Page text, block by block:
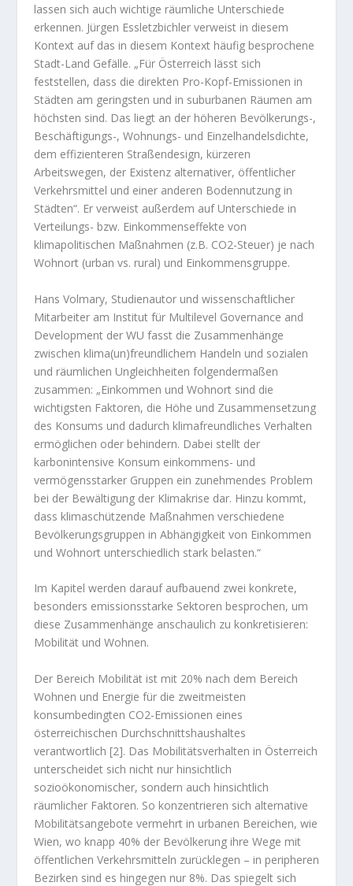
lassen sich auch wichtige räumliche Unterschiede
erkennen. Jürgen Essletzbichler verweist in diesem
Kontext auf das in diesem Kontext häufig besprochene
Stadt-Land Gefälle. „Für Österreich lässt sich
feststellen, dass die direkten Pro-Kopf-Emissionen in
Städten am geringsten und in suburbanen Räumen am
höchsten sind. Das liegt an der höheren Bevölkerungs-,
Beschäftigungs-, Wohnungs- und Einzelhandelsdichte,
dem effizienteren Straßendesign, kürzeren
Arbeitswegen, der Existenz alternativer, öffentlicher
Verkehrsmittel und einer anderen Bodennutzung in
Städten“. Er verweist außerdem auf Unterschiede in
Verteilungs- bzw. Einkommenseffekte von
klimapolitischen Maßnahmen (z.B. CO2-Steuer) je nach
Wohnort (urban vs. rural) und Einkommensgruppe.
Hans Volmary, Studienautor und wissenschaftlicher
Mitarbeiter am Institut für Multilevel Governance and
Development der WU fasst die Zusammenhänge
zwischen klima(un)freundlichem Handeln und sozialen
und räumlichen Ungleichheiten folgendermaßen
zusammen: „Einkommen und Wohnort sind die
wichtigsten Faktoren, die Höhe und Zusammensetzung
des Konsums und dadurch klimafreundliches Verhalten
ermöglichen oder behindern. Dabei stellt der
karbonintensive Konsum einkommens- und
vermögensstarker Gruppen ein zunehmendes Problem
bei der Bewältigung der Klimakrise dar. Hinzu kommt,
dass klimaschützende Maßnahmen verschiedene
Bevölkerungsgruppen in Abhängigkeit von Einkommen
und Wohnort unterschiedlich stark belasten.“
Im Kapitel werden darauf aufbauend zwei konkrete,
besonders emissionsstarke Sektoren besprochen, um
diese Zusammenhänge anschaulich zu konkretisieren:
Mobilität und Wohnen.
Der Bereich Mobilität ist mit 20% nach dem Bereich
Wohnen und Energie für die zweitmeisten
konsumbedingten CO2-Emissionen eines
österreichischen Durchschnittshaushaltes
verantwortlich [2]. Das Mobilitätsverhalten in Österreich
unterscheidet sich nicht nur hinsichtlich
sozioökonomischer, sondern auch hinsichtlich
räumlicher Faktoren. So konzentrieren sich alternative
Mobilitätsangebote vermehrt in urbanen Bereichen, wie
Wien, wo knapp 40% der Bevölkerung ihre Wege mit
öffentlichen Verkehrsmitteln zurücklegen – in peripheren
Bezirken sind es hingegen nur 8%. Das spiegelt sich